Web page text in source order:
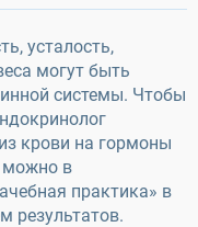
усталость,
могут быть
системы. Чтобы
крови на гормоны
можно в
практика» в
результатов.